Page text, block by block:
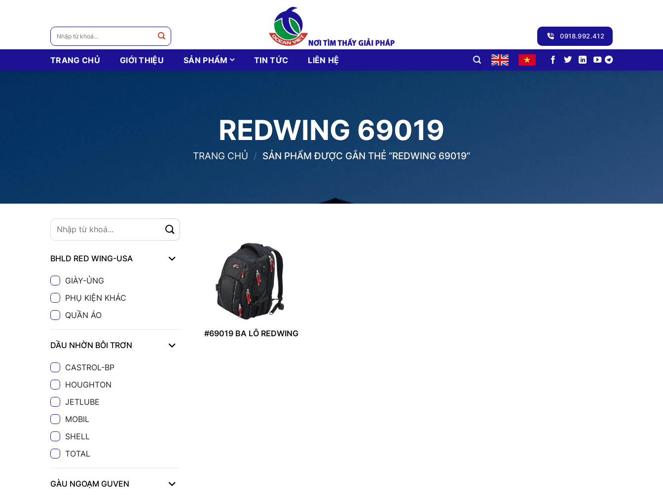
Tìm
kiếm:
0918.992.412
TRANG CHỦ GIỚI THIỆU SẢN PHẨM TIN TỨC LIÊN HỆ
REDWING 69019
TRANG CHỦ / SẢN PHẨM ĐƯỢC GẮN THẺ “REDWING 69019”
BHLD RED WING-USA
GIÀY-ỦNG
PHỤ KIỆN KHÁC
QUẦN ÁO
DẦU NHỜN BÔI TRƠN
CASTROL-BP
HOUGHTON
JETLUBE
MOBIL
SHELL
TOTAL
GÀU NGOẠM GUVEN
#69019 BA LÔ REDWING